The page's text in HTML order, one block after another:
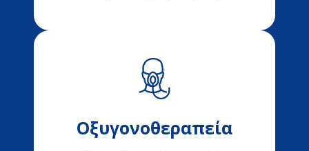
Οξυγονοθεραπεία